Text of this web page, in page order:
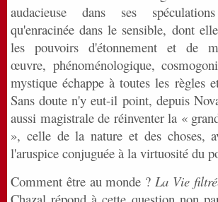
audacieuse dans ses
qu'enracinée dans le sensible, dont
les pouvoirs d'étonnement et de
œuvre, phénoménologique,
mystique échappe à toutes les règles
Sans doute n'y eut-il point, depuis
aussi magistrale de réinventer la «
», celle de la nature et des choses,
l'aruspice conjuguée à la virtuosité du
Comment être au monde ? La Vie